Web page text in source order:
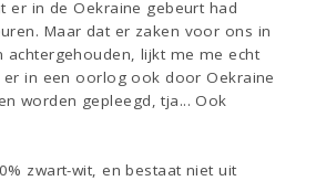
er in de Oekraine gebeurt had
Maar dat er zaken voor ons in
achtergehouden, lijkt me me echt
er in een oorlog ook door Oekraine
worden gepleegd, tja... Ook
zwart-wit, en bestaat niet uit